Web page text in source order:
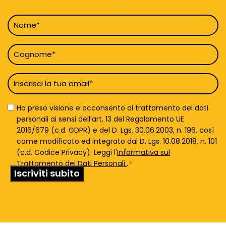
Nome
*
Cognome
*
Email
*
Privacy
Policy
Ho preso visione e acconsento al trattamento dei dati
personali ai sensi dell’art. 13 del Regolamento UE
2016/679 (c.d. GDPR) e del D. Lgs. 30.06.2003, n. 196, così
come modificato ed integrato dal D. Lgs. 10.08.2018, n. 101
(c.d. Codice Privacy). Leggi l'Informativa sul
Trattamento dei Dati Personali.. *